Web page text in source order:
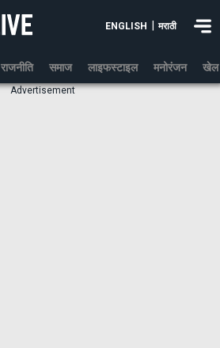
ENGLISH मराठी
राजनीति समाज लाइफस्टाइल मनोरंजन खेल
Advertisement